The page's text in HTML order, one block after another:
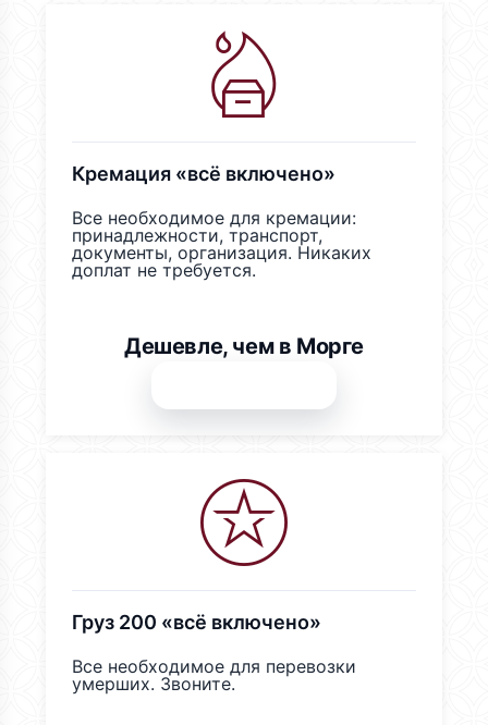
Кремация «всё включено»
Все необходимое для кремации:
принадлежности, транспорт,
документы, организация. Никаких
доплат не требуется.
Дешевле, чем в Морге
Груз 200 «всё включено»
Все необходимое для перевозки
умерших. Звоните.